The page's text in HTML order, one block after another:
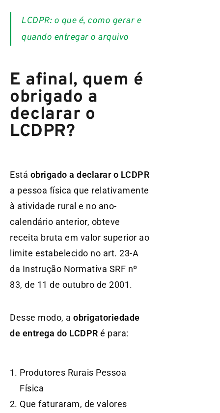
LCDPR: o que é, como gerar e
quando entregar o arquivo
E afinal, quem é
obrigado a
declarar o
LCDPR?
Está obrigado a declarar o LCDPR
a pessoa física que relativamente
à atividade rural e no ano-
calendário anterior, obteve
receita bruta em valor superior ao
limite estabelecido no art. 23-A
da Instrução Normativa SRF nº
83, de 11 de outubro de 2001.
Desse modo, a obrigatoriedade
de entrega do LCDPR é para:
Produtores Rurais Pessoa
Física
Que faturaram, de valores